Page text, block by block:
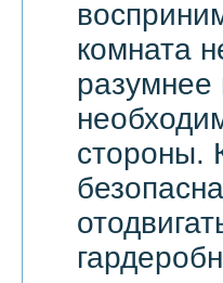
комната
разумнее
стороны.